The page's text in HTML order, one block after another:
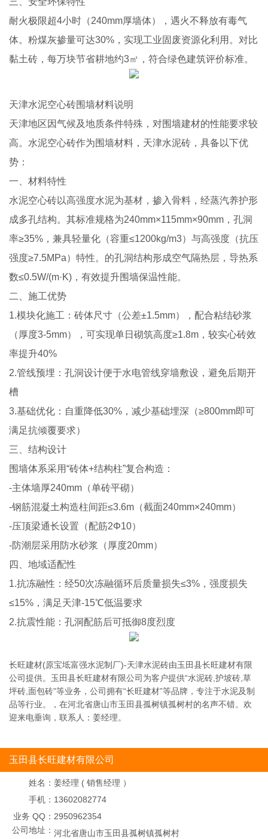
耐火极限超4小时（240mm厚墙体），遇火不释放有毒气
体。粉煤灰掺量可达30%，实现工业固废资源化利用。对比
黏土砖，每万块节省耕地约3㎡，符合绿色建筑评价标准。
天津水泥空心砖围墙材料说明
天津地区因气候及地质条件特殊，对围墙建材的性能要求较
高。水泥空心砖作为围墙材料，天津水泥砖，具备以下优
势：
一、材料特性
水泥空心砖以高强度水泥为基材，掺入骨料，经蒸汽养护形
成多孔结构。其标准规格为240mm×115mm×90mm，孔洞
率≥35%，兼具轻量化（容重≤1200kg/m3）与高强度（抗压
强度≥7.5MPa）特性。的孔洞结构形成空气隔热层，导热系
数≤0.5W/(m·K)，有效提升围墙保温性能。
二、施工优势
1.模块化施工：砖体尺寸（公差±1.5mm），配合粘结砂浆
（厚度3-5mm），可实现单日砌筑高度≥1.8m，较实心砖效
率提升40%
2.管线预埋：孔洞设计便于水电管线穿墙敷设，避免后期开
槽
3.基础优化：自重降低30%，减少基础埋深（≥800mm即可
满足抗倾覆要求）
三、结构设计
围墙体系采用“砖体+结构柱”复合构造：
-主体墙厚240mm（单砖平砌）
-钢筋混凝土构造柱间距≤3.6m（截面240mm×240mm）
-压顶梁通长设置（配筋2Φ10）
-防潮层采用防水砂浆（厚度20mm）
四、地域适配性
1.抗冻融性：经50次冻融循环后质量损失≤3%，强度损失
≤15%，满足天津-15℃低温要求
2.抗震性能：孔洞配筋后可抵御8度烈度
长旺建材(原宝坻富强水泥制厂)-天津水泥砖由玉田县长旺建材有限
公司提供。玉田县长旺建材有限公司为客户提供“水泥砖,护坡砖,草
坪砖,面包砖”等业务，公司拥有“长旺建材”等品牌，专注于水泥及制
品等行业。，在河北省唐山市玉田县孤树镇孤树村的名声不错。欢
迎来电垂询，联系人：姜经理。
玉田县长旺建材有限公司
姓名： 姜经理 ( 销售经理 ）
手机： 13602082774
业务 QQ： 2950962354
公司地址： 河北省唐山市玉田县孤树镇孤树村